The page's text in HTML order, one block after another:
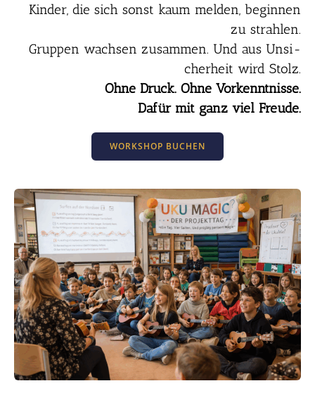
Kin­der, die sich sonst kaum mel­den, begin­nen
zu strah­len.
Grup­pen wach­sen zusam­men. Und aus Unsi­
cher­heit wird Stolz.
Ohne Druck. Ohne Vor­kennt­nis­se.
Dafür mit ganz viel Freu­de.
WORKSHOP BUCHEN